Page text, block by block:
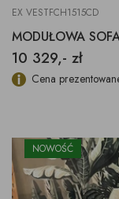
EX VESTFCH1515CD
10 329,- zł
Cena
NOWOŚĆ